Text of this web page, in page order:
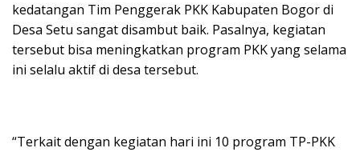
kedatangan Tim Penggerak PKK Kabupaten Bogor di
Desa Setu sangat disambut baik. Pasalnya, kegiatan
tersebut bisa meningkatkan program PKK yang selama
ini selalu aktif di desa tersebut.
“Terkait dengan kegiatan hari ini 10 program TP-PKK